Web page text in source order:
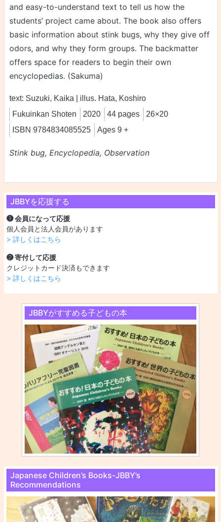
JBBYを応援する
❶ 会員になって応援
個人会員と法人会員があります
> 詳しくはこちら
❷ 寄付して応援
クレジットカード決済もできます
> 詳しくはこちら
JBBYがすすめる子どもの本
Japanese Children’s Books-JBBY’s
Recommendations
and easy-to-understand text to tell us how the
students’ project came about. The book also offers
basic information about stink bugs, why they give off
odors, and why they form groups. The backmatter
offers space for readers to begin their own
encyclopedias. (Sakuma)
text: Suzuki, Kaika | illus. Hata, Koshiro
Fukuinkan Shoten
2020 44 pages
26×20
ISBN 9784834085525
Ages 9 +
Stink bug, Encyclopedia, Observation